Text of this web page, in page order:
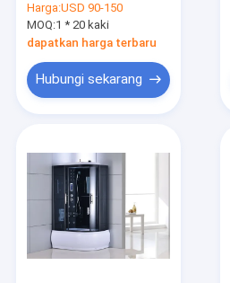
800x800x1900mm
Harga:USD 90-150
MOQ:1 * 20 kaki
dapatkan harga terbaru
Hubungi sekarang